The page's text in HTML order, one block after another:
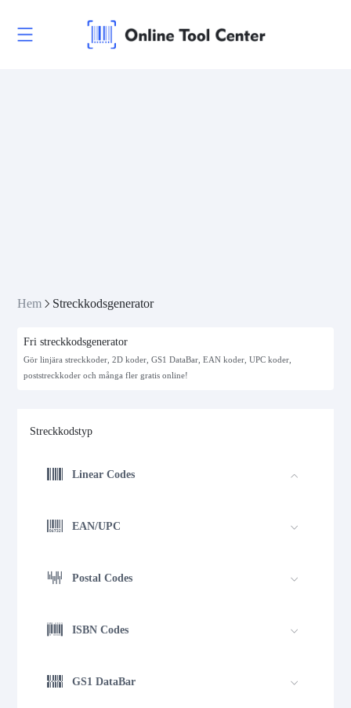
Hem Streckkodsgenerator
Fri streckkodsgenerator
Gör linjära streckkoder, 2D koder, GS1 DataBar, EAN koder, UPC koder,
poststreckkoder och många fler gratis online!
Streckkodstyp
Linear Codes
EAN/UPC
Postal Codes
ISBN Codes
GS1 DataBar